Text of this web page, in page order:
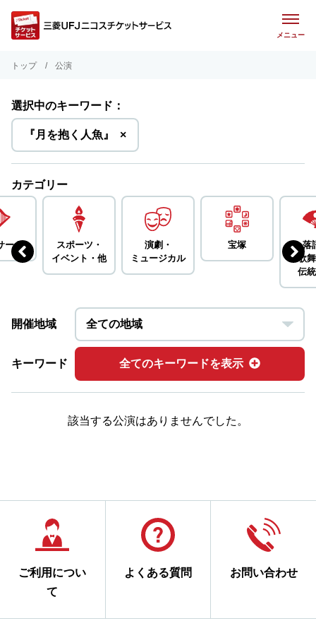
メニュー
トップ 公演
選択中のキーワード：
『月を抱く人魚』
を
削
除
×
カテゴリー
ート
スポーツ・
イベント・ 他
演劇・
ミュージカル
宝塚
落
歌
伝
開催地域
キーワード 全てのキーワードを表示
該当する公演はありませんでした。
ご利用につい
て
よくある質問 お問い合わせ